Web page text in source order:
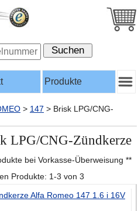
Produkte
> 147 > Brisk LPG/CNG-
LPG/CNG-Zündkerze
bei Vorkasse-Überweisung **
Produkte: 1-3 von 3
Alfa Romeo 147 1.6 i 16V